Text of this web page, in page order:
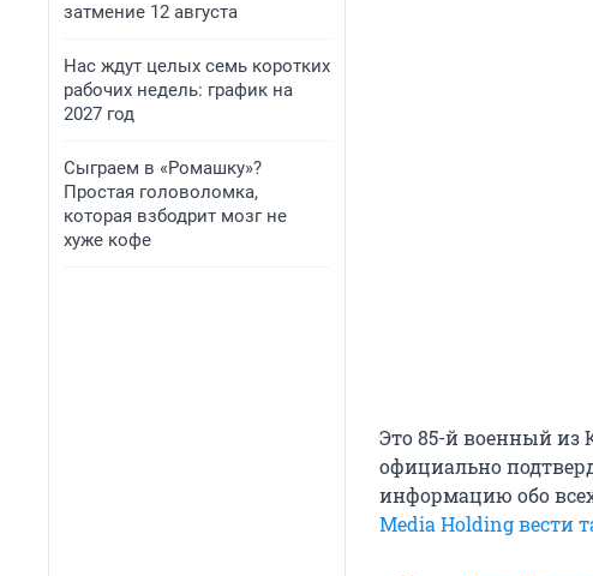
затмение 12 августа
Нас ждут целых семь коротких
рабочих недель: график на
2027 год
Сыграем в «Ромашку»?
Простая головоломка,
которая взбодрит мозг не
хуже кофе
Это 85-й военный из
официально
информацию обо
Media Holding вести